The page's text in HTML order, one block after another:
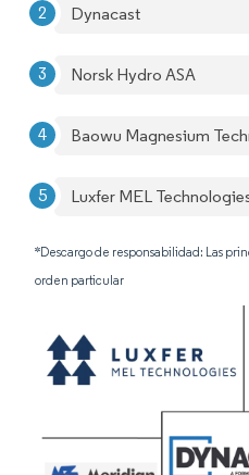
Dynacast
Norsk Hydro ASA
Baowu Magnesium
Luxfer MEL
*Descargo de responsabilidad: Las
orden particular